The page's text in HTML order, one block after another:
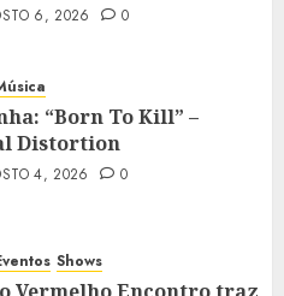
6, 2026 0
“Born To Kill” –
Distortion
4, 2026 0
Shows